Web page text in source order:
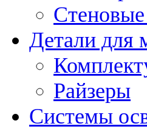
Детали для
Райзеры
Системы